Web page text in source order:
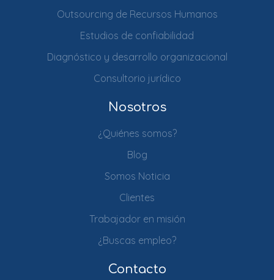
Outsourcing de Recursos Humanos
Estudios de confiabilidad
Diagnóstico y desarrollo organizacional
Consultorio jurídico
Nosotros
¿Quiénes somos?
Blog
Somos Noticia
Clientes
Trabajador en misión
¿Buscas empleo?
Contacto